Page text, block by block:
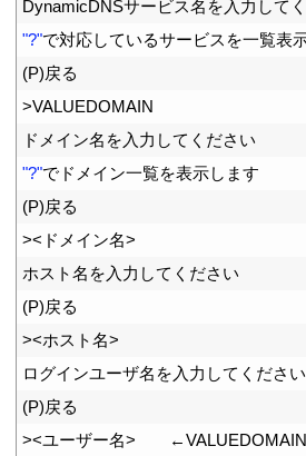
DynamicDNSサービス名を入力して
"?"で対応しているサービスを一覧表
(P)戻る
>VALUEDOMAIN
ドメイン名を入力してください
"?"でドメイン一覧を表示します
(P)戻る
>< ドメイン名>
ホスト名を入力してください
(P)戻る
><ホスト名>
ログインユーザ名を入力してください
(P)戻る
><ユーザー名> ←VALUEDOMAIN